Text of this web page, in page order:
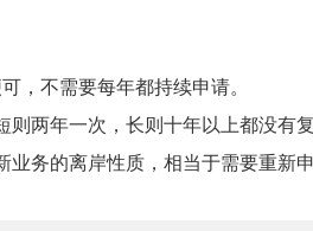
，不需要每年都持续申请。
两年一次，长则十年以上都没有复
务的离岸性质，相当于需要重新申